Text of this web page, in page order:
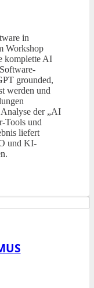
in
Workshop
komplette AI
grounded,
werden und
Analyse der „AI
Tools und
liefert
und KI-